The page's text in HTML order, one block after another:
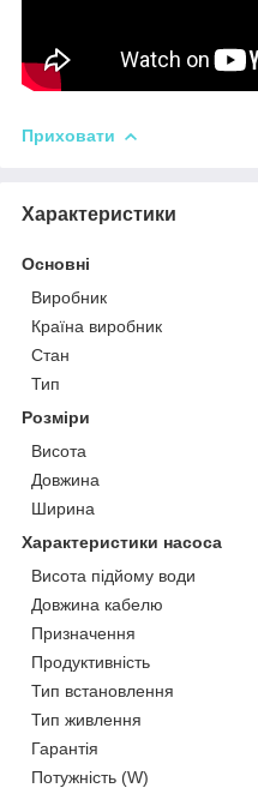
Приховати
Характеристики
Основні
Виробник
Країна виробник
Стан
Тип
Розміри
Висота
Довжина
Ширина
Характеристики насоса
Висота підйому води
Довжина кабелю
Призначення
Продуктивність
Тип встановлення
Тип живлення
Гарантія
Потужність (W)